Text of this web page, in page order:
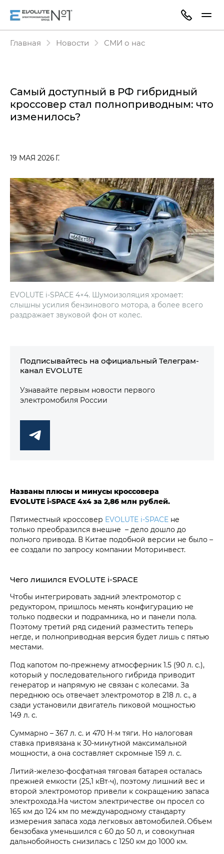
Главная Новости СМИ о нас
Самый доступный в РФ гибридный
кроссовер стал полноприводным: что
изменилось?
19 МАЯ 2026 Г.
EVOLUTE i‑SPACE 4×4. Шумоизоляция хромает:
слышны усилия бензинового мотора, а более всего
раздражает звуковой фон от колес.
Подписывайтесь на официальный Телеграм-
канал EVOLUTE
Узнавайте первым новости первого
электромобиля России
Названы плюсы и минусы кроссовера
EVOLUTE i‑SPACE 4х4 за 2,86 млн рублей.
Пятиместный кроссовер EVOLUTE i‑SPACE не
только преобразился внешне – дело дошло до
полного привода. В Китае подобной версии не было –
ее создали по запросу компании Моторинвест.
Чего лишился EVOLUTE i‑SPACE
Чтобы интегрировать задний электромотор с
редуктором, пришлось менять конфигурацию не
только подвески и подрамника, но и панели пола.
Поэтому третий ряд сидений разместить теперь
негде, и полноприводная версия будет лишь с пятью
местами.
Под капотом по-прежнему атмосферник 1.5 (90 л. с.),
который у последовательного гибрида приводит
генератор и напрямую не связан с колесами. За
переднюю ось отвечает электромотор в 218 л. с., а
сзади установили двигатель пиковой мощностью
149 л. с.
Суммарно – 367 л. с. и 470 Н·м тяги. Но налоговая
ставка привязана к 30‑минутной максимальной
мощности, а она составляет скромные 159 л. с.
Литий-железо-фосфатная тяговая батарея осталась
прежней емкости (25,1 кВт·ч), поэтому лишний вес и
второй электромотор привели к сокращению запаса
электрохода.На чистом электричестве он просел со
165 км до 124 км по международному стандарту
измерения запаса хода легковых автомобилей. Объем
бензобака уменьшился с 60 до 50 л, и совокупная
дальнобойность снизилась с 1250 км до 1000 км.